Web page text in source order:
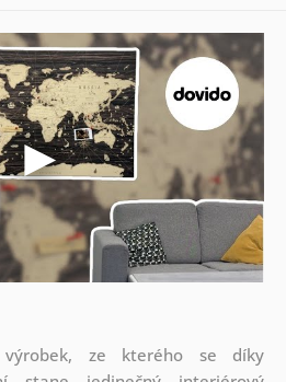
ze kterého se díky